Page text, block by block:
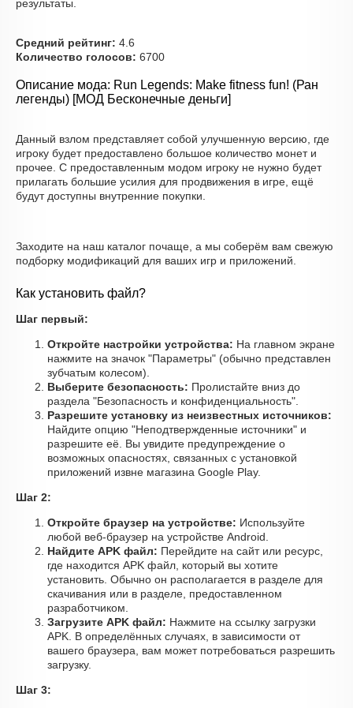
результаты.
Средний рейтинг: 4.6
Количество голосов: 6700
Описание мода: Run Legends: Make fitness fun! (Ран
легенды) [МОД Бесконечные деньги]
Данный взлом представляет собой улучшенную версию, где
игроку будет предоставлено большое количество монет и
прочее. С предоставленным модом игроку не нужно будет
прилагать большие усилия для продвижения в игре, ещё
будут доступны внутренние покупки.
Заходите на наш каталог почаще, а мы соберём вам свежую
подборку модификаций для ваших игр и приложений.
Как установить файл?
Шаг первый:
Откройте настройки устройства: На главном экране
нажмите на значок "Параметры" (обычно представлен
зубчатым колесом).
Выберите безопасность: Пролистайте вниз до
раздела "Безопасность и конфиденциальность".
Разрешите установку из неизвестных источников:
Найдите опцию "Неподтвержденные источники" и
разрешите её. Вы увидите предупреждение о
возможных опасностях, связанных с установкой
приложений извне магазина Google Play.
Шаг 2:
Откройте браузер на устройстве: Используйте
любой веб-браузер на устройстве Android.
Найдите APK файл: Перейдите на сайт или ресурс,
где находится APK файл, который вы хотите
установить. Обычно он располагается в разделе для
скачивания или в разделе, предоставленном
разработчиком.
Загрузите APK файл: Нажмите на ссылку загрузки
APK. В определённых случаях, в зависимости от
вашего браузера, вам может потребоваться разрешить
загрузку.
Шаг 3: